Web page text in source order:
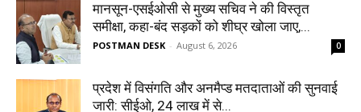
मानसून-एसईओसी से मुख्य सचिव ने की विस्तृत
समीक्षा, कहा-बंद सड़कों को शीघ्र खोला जाए,...
POSTMAN DESK - August 6, 2026 0
प्रदेश में विसंगति और अनमैप्ड मतदाताओं की सुनवाई
जारी: सीईओ, 24 लाख में से...